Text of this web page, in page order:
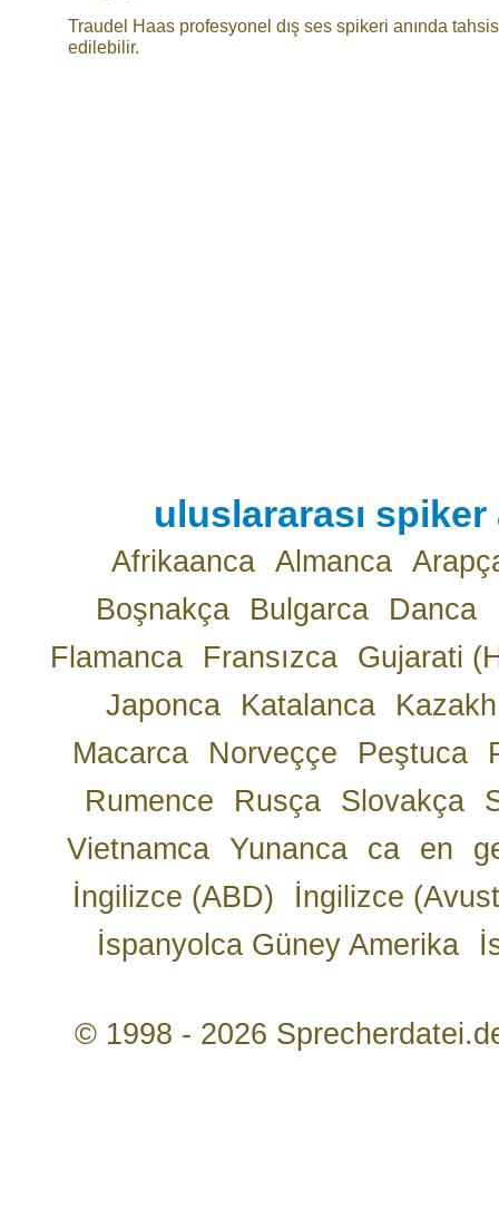
Traudel Haas profesyonel dış ses spikeri anında tahsis
edilebilir.
uluslararası
Afrikaanca Almanca
Boşnakça
Bulgarca Danca
Flamanca
Fransızca
Gujarati
Japonca
Katalanca
Kazakh
Macarca
Norveççe Peştuca
Rumence
Rusça Slovakça
Vietnamca
Yunanca ca en
İngilizce (ABD)
İngilizce
İspanyolca Güney Amerika
© 1998 - 2026